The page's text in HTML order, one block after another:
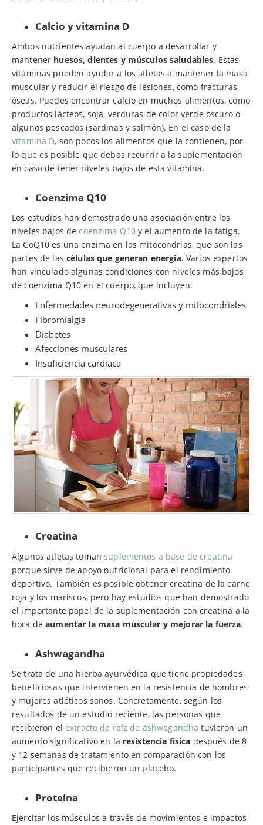
Calcio y vitamina D
Ambos nutrientes ayudan al cuerpo a desarrollar y
mantener huesos, dientes y músculos saludables. Estas
vitaminas pueden ayudar a los atletas a mantener la masa
muscular y reducir el riesgo de lesiones, como fracturas
óseas. Puedes encontrar calcio en muchos alimentos, como
productos lácteos, soja, verduras de color verde oscuro o
algunos pescados (sardinas y salmón). En el caso de la
vitamina D, son pocos los alimentos que la contienen, por
lo que es posible que debas recurrir a la suplementación
en caso de tener niveles bajos de esta vitamina.
Coenzima Q10
Los estudios han demostrado una asociación entre los
niveles bajos de coenzima Q10 y el aumento de la fatiga.
La CoQ10 es una enzima en las mitocondrias, que son las
partes de las células que generan energía. Varios expertos
han vinculado algunas condiciones con niveles más bajos
de coenzima Q10 en el cuerpo, que incluyen:
Enfermedades neurodegenerativas y mitocondriales
Fibromialgia
Diabetes
Afecciones musculares
Insuficiencia cardiaca
Creatina
Algunos atletas tomansuplementos a base de creatina
porque sirve de apoyo nutricional para el rendimiento
deportivo. También es posible obtener creatina de la carne
roja y los mariscos, pero hay estudios que han demostrado
el importante papel de la suplementación con creatina a la
hora deaumentar la masa muscular y mejorar la fuerza.
Ashwagandha
Se trata de una hierba ayurvédica que tiene propiedades
beneficiosas que intervienen en la resistencia de hombres
y mujeres atléticos sanos. Concretamente, según los
resultados de un estudio reciente, las personas que
recibieron el extracto de raíz de ashwagandha tuvieron un
aumento significativo en la resistencia física después de 8
y 12 semanas de tratamiento en comparación con los
participantes que recibieron un placebo.
Proteína
Ejercitar los músculos a través de movimientos e impactos